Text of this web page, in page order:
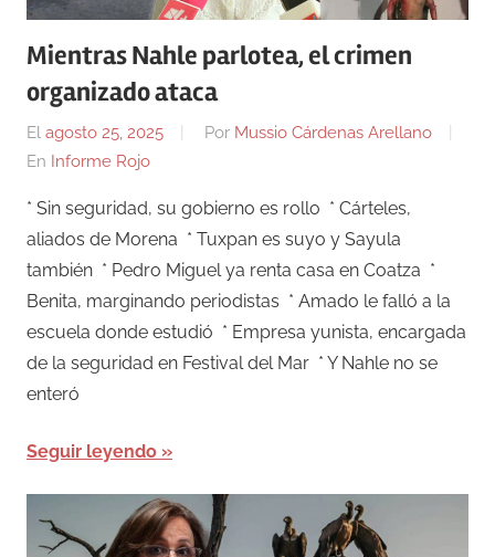
Mientras Nahle parlotea, el crimen
organizado ataca
El agosto 25, 2025 Por Mussio Cárdenas Arellano
En Informe Rojo
* Sin seguridad, su gobierno es rollo * Cárteles,
aliados de Morena * Tuxpan es suyo y Sayula
también * Pedro Miguel ya renta casa en Coatza *
Benita, marginando periodistas * Amado le falló a la
escuela donde estudió * Empresa yunista, encargada
de la seguridad en Festival del Mar * Y Nahle no se
enteró
Seguir leyendo